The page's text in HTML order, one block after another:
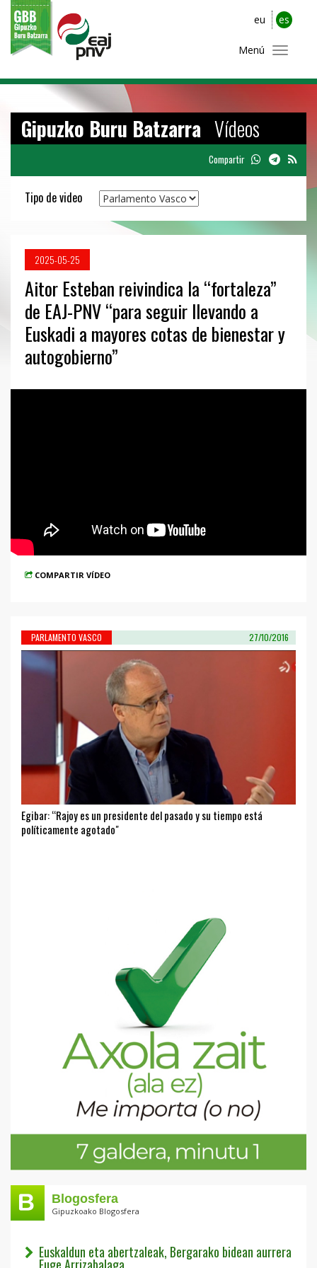
eu es
Menú
Gipuzko Buru Batzarra Vídeos
Compartir
Tipo de video
2025-05-25
Aitor Esteban reivindica la “fortaleza”
de EAJ-PNV “para seguir llevando a
Euskadi a mayores cotas de bienestar y
autogobierno”
COMPARTIR VÍDEO
PARLAMENTO VASCO 27/10/2016
Egibar: “Rajoy es un presidente del pasado y su tiempo está
políticamente agotado"
Blogosfera
Gipuzkoako Blogosfera
Euskaldun eta abertzaleak, Bergarako bidean aurrera
Euge Arrizabalaga